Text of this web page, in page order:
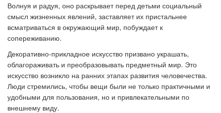
Волнуя и радуя, оно раскрывает перед детьми социальный
смысл жизненных явлений, заставляет их пристальнее
всматриваться в окружающий мир, побуждает к
сопереживанию.
Декоративно-прикладное искусство призвано украшать,
облагораживать и преобразовывать предметный мир. Это
искусство возникло на ранних этапах развития человечества.
Люди стремились, чтобы вещи были не только практичными и
удобными для пользования, но и привлекательными по
внешнему виду.